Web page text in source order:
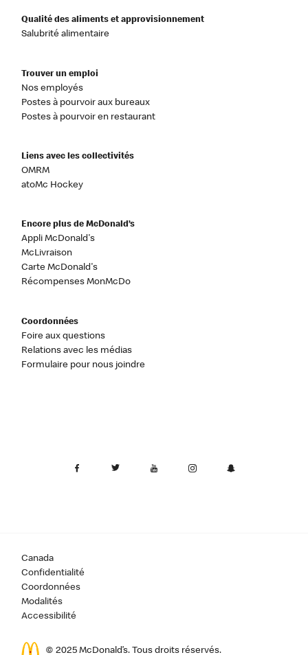
Qualité des aliments et approvisionnement
Salubrité alimentaire
Trouver un emploi
Nos employés
Postes à pourvoir aux bureaux
Postes à pourvoir en restaurant
Liens avec les collectivités
OMRM
atoMc Hockey
Encore plus de McDonald’s
Appli McDonald's
McLivraison
Carte McDonald's
Récompenses MonMcDo
Coordonnées
Foire aux questions
Relations avec les médias
Formulaire pour nous joindre
Canada
Confidentialité
Coordonnées
Modalités
Accessibilité
© 2025 McDonald’s. Tous droits réservés.